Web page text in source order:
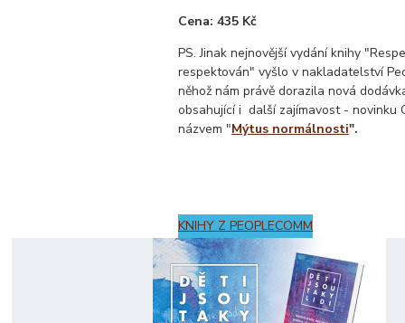
Cena: 435 Kč
PS. Jinak nejnovější vydání knihy
respektován" vyšlo v nakladatelství
něhož nám právě dorazila nová
obsahující i další zajímavost - novinku
názvem "Mýtus normálnosti".
KNIHY Z PEOPLECOMM